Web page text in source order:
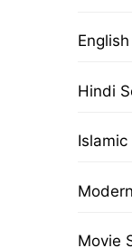
Hindi
Islamic
Movie